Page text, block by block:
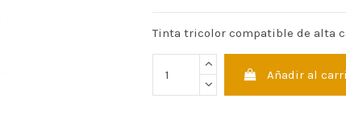
Tinta tricolor compatible de alta
Añadir al